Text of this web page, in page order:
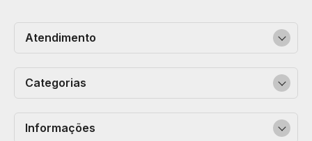
Categorias
Informações
Atendimento